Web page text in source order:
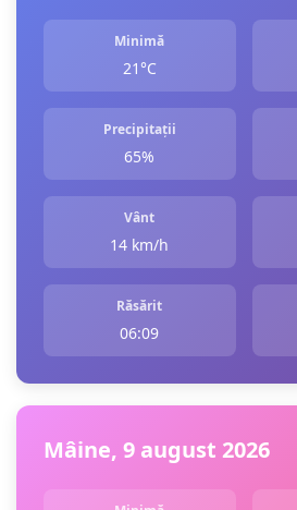
Minimă
21°C
Precipitații
65%
Vânt
14 km/h
Răsărit
06:09
Mâine, 9 august 2026